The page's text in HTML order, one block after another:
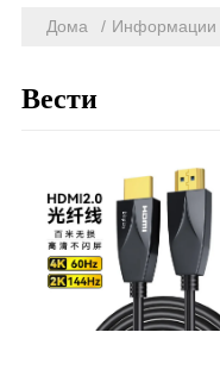
Дома Информации
Вести